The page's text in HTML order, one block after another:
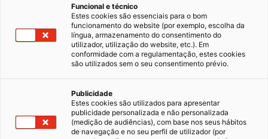
a partilha de casa tornou-se uma tendência
recorrente. Como os preços dos imóveis em
alta, tornou-se mais atrativo o arrendamento
partilhado. Esta escolha pode derivar de vários
fatores, como sociais e financeiros. E,…
14/06/2024 3 minutos de leitura
Funcional e técnico
Estes cookies são essenciais para o bom
funcionamento do website (por exemplo, escolha da
língua, armazenamento do consentimento do
utilizador, utilização do website, etc.). Em
conformidade com a regulamentação, estes cookies
são utilizados sem o seu consentimento prévio.
Publicidade
Estes cookies são utilizados para apresentar
publicidade personalizada e não personalizada
(medição de audiências), com base nos seus hábitos
de navegação e no seu perfil de utilizador (por